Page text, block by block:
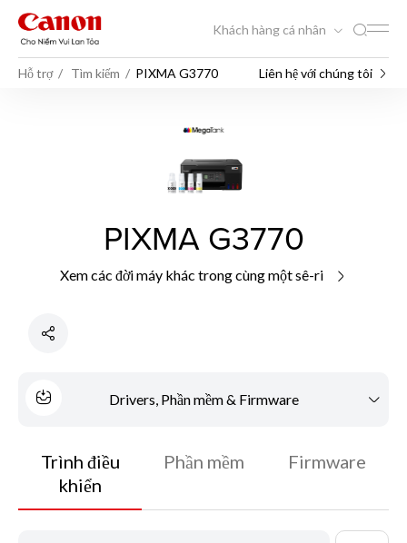
Khách hàng cá nhân
Hỗ trợ Tìm kiếm PIXMA G3770 Liên hệ với chúng tôi
PIXMA G3770
Xem các đời máy khác trong cùng một sê-ri
Drivers, Phần mềm & Firmware
Trình điều
khiển
Phần mềm Firmware